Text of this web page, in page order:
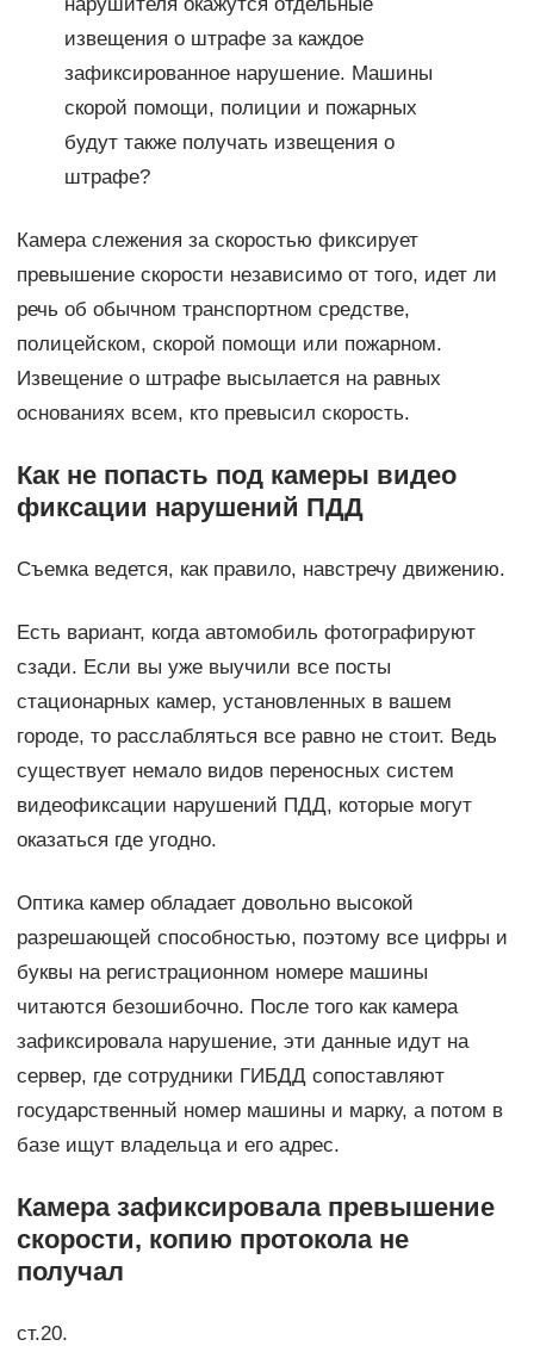
нарушителя окажутся отдельные
извещения о штрафе за каждое
зафиксированное нарушение. Машины
скорой помощи, полиции и пожарных
будут также получать извещения о
штрафе?
Камера слежения за скоростью фиксирует
превышение скорости независимо от того, идет ли
речь об обычном транспортном средстве,
полицейском, скорой помощи или пожарном.
Извещение о штрафе высылается на равных
основаниях всем, кто превысил скорость.
Как не попасть под камеры видео
фиксации нарушений ПДД
Съемка ведется, как правило, навстречу движению.
Есть вариант, когда автомобиль фотографируют
сзади. Если вы уже выучили все посты
стационарных камер, установленных в вашем
городе, то расслабляться все равно не стоит. Ведь
существует немало видов переносных систем
видеофиксации нарушений ПДД, которые могут
оказаться где угодно.
Оптика камер обладает довольно высокой
разрешающей способностью, поэтому все цифры и
буквы на регистрационном номере машины
читаются безошибочно. После того как камера
зафиксировала нарушение, эти данные идут на
сервер, где сотрудники ГИБДД сопоставляют
государственный номер машины и марку, а потом в
базе ищут владельца и его адрес.
Камера зафиксировала превышение
скорости, копию протокола не
получал
ст.20.